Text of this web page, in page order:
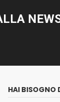
HAI BISOGNO